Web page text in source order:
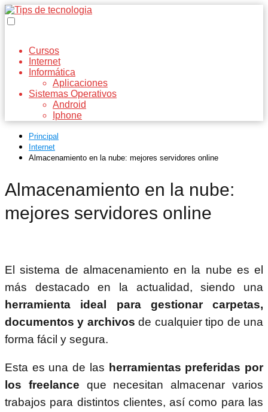
Cursos
Internet
Informática
Aplicaciones
Sistemas Operativos
Android
Iphone
Principal
Internet
Almacenamiento en la nube: mejores servidores online
Almacenamiento en la nube:
mejores servidores online
El sistema de almacenamiento en la nube es el
más destacado en la actualidad, siendo una
herramienta ideal para gestionar carpetas,
documentos y archivos de cualquier tipo de una
forma fácil y segura.
Esta es una de las herramientas preferidas por
los freelance que necesitan almacenar varios
trabajos para distintos clientes, así como para las